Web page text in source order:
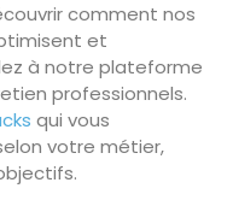
comment nos
et
à notre plateforme
professionnels.
qui vous
votre métier,